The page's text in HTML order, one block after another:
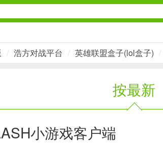
社交通讯
2千+款应用
金融理财
/ 浩方对战平台 / 英雄联盟盒子(lol盒子) /
按最新
小游戏客户端